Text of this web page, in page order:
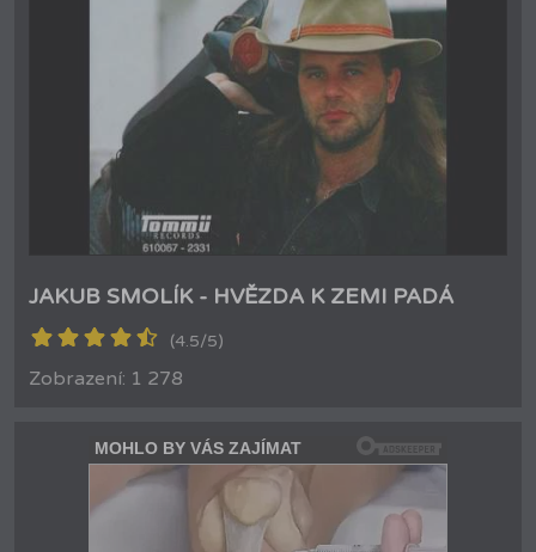
JAKUB SMOLÍK - HVĚZDA K ZEMI PADÁ
(4.5/5)
Zobrazení: 1 278